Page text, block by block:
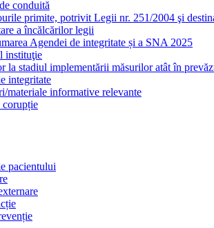
conduită
primite, potrivit Legii nr. 251/2004 şi
a încălcărilor legii
Agendei de integritate și a SNA 2025
instituţie
la stadiul implementării măsurilor atât în
integritate
materiale informative relevante
pacientului